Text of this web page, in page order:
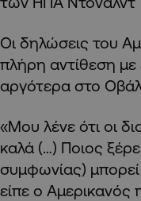
Οι δηλώσεις του
πλήρη αντίθεση με
αργότερα στο
«Μου λένε ότι οι
καλά (…) Ποιος
συμφωνίας) μπορεί
είπε ο